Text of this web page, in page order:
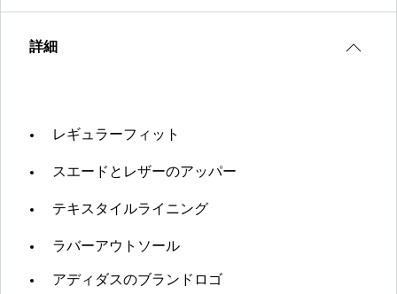
詳細
レギュラーフィット
スエードとレザーのアッパー
テキスタイルライニング
ラバーアウトソール
アディダスのブランドロゴ